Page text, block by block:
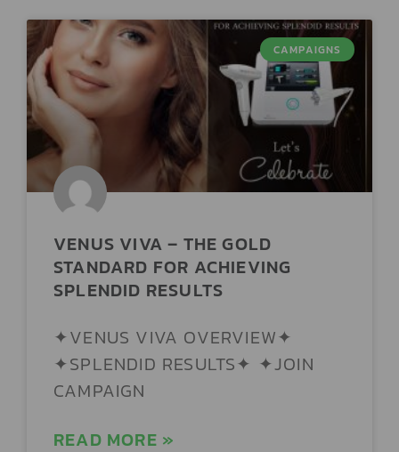
AESTHETE CLINIC
AESTIMA CLINIC สาขาสีลม
AESTIMA CLINIC สาขาอโศก
AFTERGLOW CLINIC
AIRIS CLINIC
ALFAR VILLE CLINIC
CAMPAIGNS
VENUS VIVA – THE GOLD
STANDARD FOR ACHIEVING
SPLENDID RESULTS
✦VENUS VIVA OVERVIEW✦
✦SPLENDID RESULTS✦ ✦JOIN
CAMPAIGN
READ MORE »